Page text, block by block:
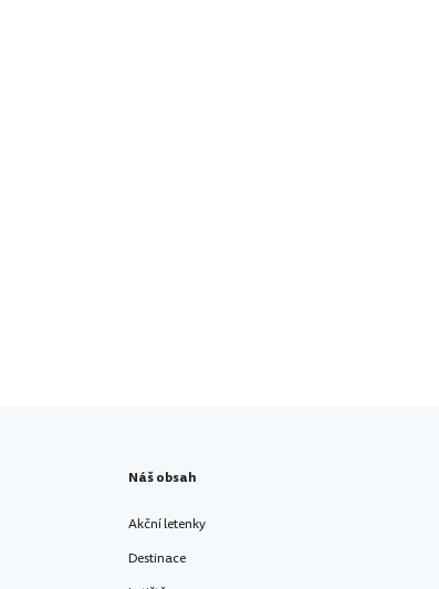
Náš obsah
Akční letenky
Destinace